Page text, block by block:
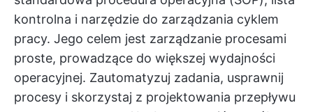
kontrolna i narzędzie do zarządzania cyklem
pracy. Jego celem jest zarządzanie procesami
proste, prowadzące do większej wydajności
operacyjnej. Zautomatyzuj zadania, usprawnij
procesy i skorzystaj z projektowania przepływu